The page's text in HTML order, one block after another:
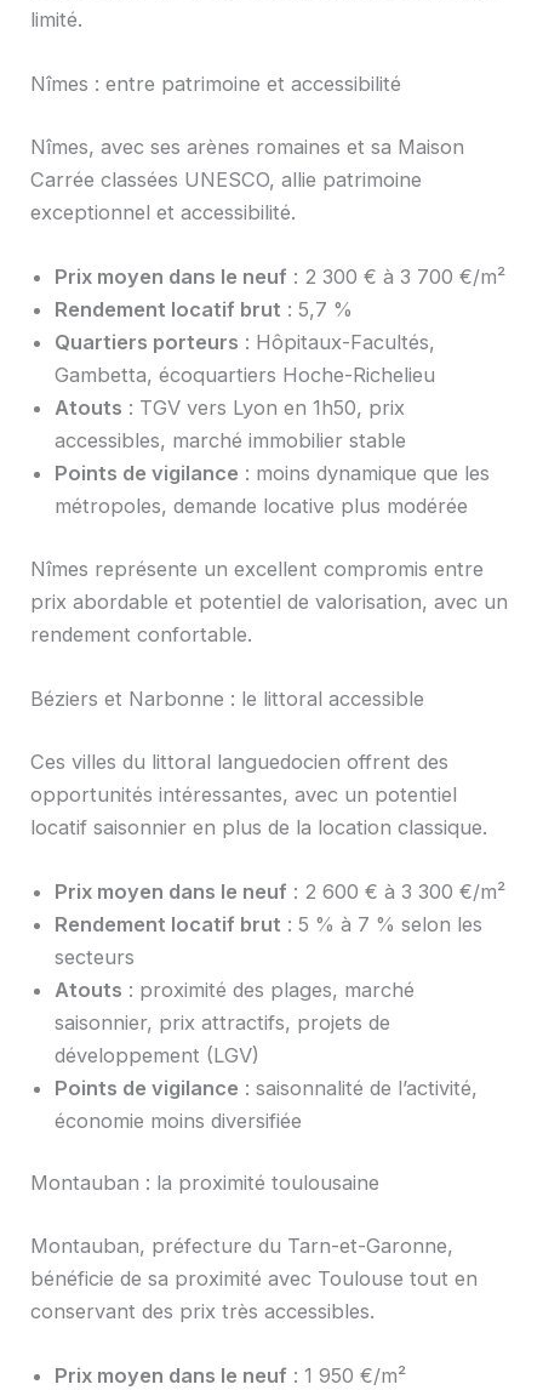
limité.
Nîmes : entre patrimoine et accessibilité
Nîmes, avec ses arènes romaines et sa Maison
Carrée classées UNESCO, allie patrimoine
exceptionnel et accessibilité.
Prix moyen dans le neuf : 2 300 € à 3 700 €/m²
Rendement locatif brut : 5,7 %
Quartiers porteurs : Hôpitaux-Facultés,
Gambetta, écoquartiers Hoche-Richelieu
Atouts : TGV vers Lyon en 1h50, prix
accessibles, marché immobilier stable
Points de vigilance : moins dynamique que les
métropoles, demande locative plus modérée
Nîmes représente un excellent compromis entre
prix abordable et potentiel de valorisation, avec un
rendement confortable.
Béziers et Narbonne : le littoral accessible
Ces villes du littoral languedocien offrent des
opportunités intéressantes, avec un potentiel
locatif saisonnier en plus de la location classique.
Prix moyen dans le neuf : 2 600 € à 3 300 €/m²
Rendement locatif brut : 5 % à 7 % selon les
secteurs
Atouts : proximité des plages, marché
saisonnier, prix attractifs, projets de
développement (LGV)
Points de vigilance : saisonnalité de l’activité,
économie moins diversifiée
Montauban : la proximité toulousaine
Montauban, préfecture du Tarn-et-Garonne,
bénéficie de sa proximité avec Toulouse tout en
conservant des prix très accessibles.
Prix moyen dans le neuf : 1 950 €/m²